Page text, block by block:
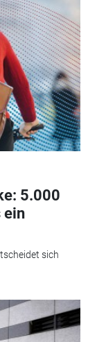
5.000
ein
sich